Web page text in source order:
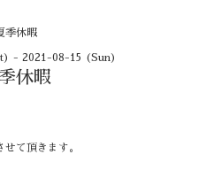
季休暇
- 2021-08-15 (Sun)
休暇
て頂きます。